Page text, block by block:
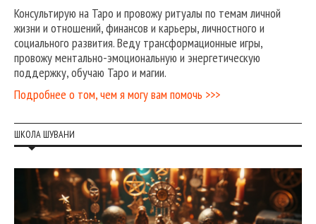
Консультирую на Таро и провожу ритуалы по темам личной
жизни и отношений, финансов и карьеры, личностного и
социального развития. Веду трансформационные игры,
провожу ментально-эмоциональную и энергетическую
поддержку, обучаю Таро и магии.
Подробнее о том, чем я могу вам помочь >>>
ШКОЛА ШУВАНИ